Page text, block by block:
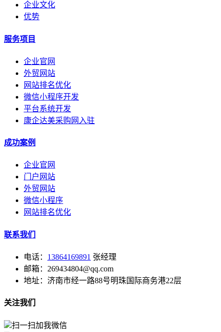
企业文化
优势
服务项目
企业官网
外贸网站
网站排名优化
微信小程序开发
平台系统开发
康企达美采购网入驻
成功案例
企业官网
门户网站
外贸网站
微信小程序
网站排名优化
联系我们
电话： 13864169891 张经理
邮箱：269434804@qq.com
地址：济南市经一路88号明珠国际商务港22层
关注我们
扫一扫加我微信